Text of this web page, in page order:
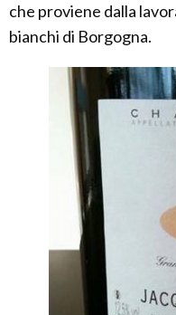
che proviene dalla
bianchi di Borgogna.